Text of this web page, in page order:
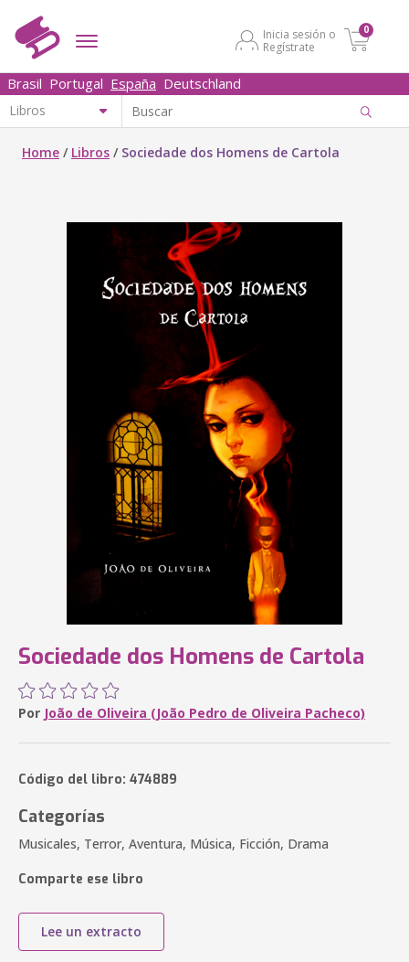
Inicia sesión o
Regístrate
0
Brasil Portugal España Deutschland
Home / Libros / Sociedade dos Homens de Cartola
Sociedade dos Homens de Cartola
Por João de Oliveira (João Pedro de Oliveira Pacheco)
Código del libro: 474889
Categorías
Musicales, Terror, Aventura, Música, Ficción, Drama
Comparte ese libro
Lee un extracto